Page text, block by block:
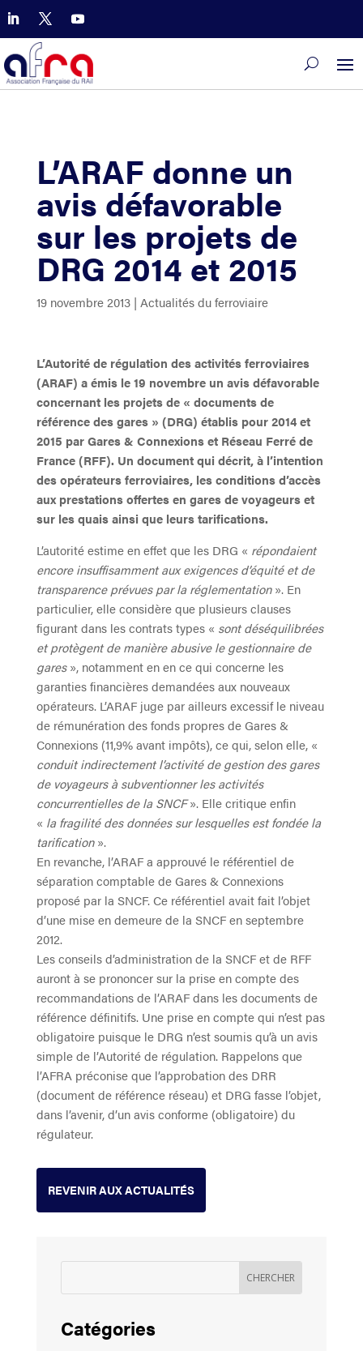
L’ARAF donne un
avis défavorable
sur les projets de
DRG 2014 et 2015
19 novembre 2013| Actualités du ferroviaire
L’Autorité de régulation des activités ferroviaires
(ARAF) a émis le 19 novembre un avis défavorable
concernant les projets de « documents de
référence des gares » (DRG) établis pour 2014 et
2015 par Gares & Connexions et Réseau Ferré de
France (RFF). Un document qui décrit, à l’intention
des opérateurs ferroviaires, les conditions d’accès
aux prestations offertes en gares de voyageurs et
sur les quais ainsi que leurs tarifications.
L’autorité estime en effet que les DRG « répondaient
encore insuffisamment aux exigences d’équité et de
transparence prévues par la réglementation». En
particulier, elle considère que plusieurs clauses
figurant dans les contrats types « sont déséquilibrées
et protègent de manière abusive le gestionnaire de
gares», notamment en en ce qui concerne les
garanties financières demandées aux nouveaux
opérateurs. L’ARAF juge par ailleurs excessif le niveau
de rémunération des fonds propres de Gares &
Connexions (11,9% avant impôts), ce qui, selon elle, «
conduit indirectement l’activité de gestion des gares
de voyageurs à subventionner les activités
concurrentielles de la SNCF». Elle critique enfin
« la fragilité des données sur lesquelles est fondée la
tarification».
En revanche, l’ARAF a approuvé le référentiel de
séparation comptable de Gares & Connexions
proposé par la SNCF. Ce référentiel avait fait l’objet
d’une mise en demeure de la SNCF en septembre
2012.
Les conseils d’administration de la SNCF et de RFF
auront à se prononcer sur la prise en compte des
recommandations de l’ARAF dans les documents de
référence définitifs. Une prise en compte qui n’est pas
obligatoire puisque le DRG n’est soumis qu’à un avis
simple de l’Autorité de régulation. Rappelons que
l’AFRA préconise que l’approbation des DRR
(document de référence réseau) et DRG fasse l’objet,
dans l’avenir, d’un avis conforme (obligatoire) du
régulateur.
REVENIR AUX ACTUALITÉS
Catégories